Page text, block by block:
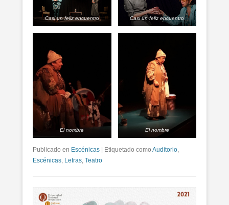
Casi un feliz encuentro Casi un feliz encuentro
El nombre El nombre
Publicado en Escénicas Etiquetado como Auditorio,
Escénicas, Letras, Teatro